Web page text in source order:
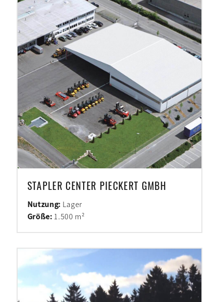
STAPLER CENTER PIECKERT GMBH
Nutzung: Lager
Größe: 1.500 m²